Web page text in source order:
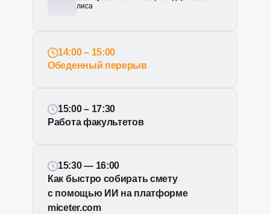
лиса
14:00 – 15:00
Обеденный перерыв
15:00 – 17:30
Работа факультетов
15:30 — 16:00
Как быстро собирать смету
с помощью ИИ на платформе
miceter.com